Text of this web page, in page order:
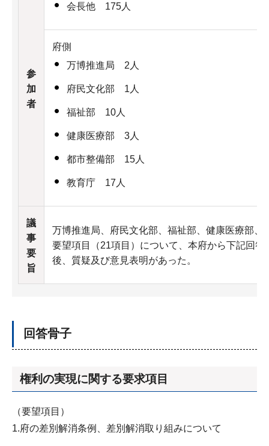
参
加
者
会長他 175人
府側
万博推進局 2人
府民文化部 1人
福祉部 10人
健康医療部 3人
都市整備部 15人
教育庁 17人
議
事
要
旨
万博推進局、府民文化部、福祉部、健康医療部、
要望項目（21項目）について、本府から下記回
後、質疑及び意見表明があった。
回答骨子
権利の実現に関する要求項目
（要望項目）
1.府の差別解消条例、差別解消取り組みについて